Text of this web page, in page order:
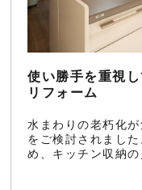
使い勝手を重視
リフォーム
水まわりの老朽化
をご検討されまし
め、キッチン収納